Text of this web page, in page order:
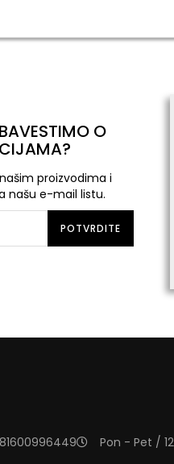
O
proizvodima i
našu e-mail listu.
POTVRDITE
Pon - Pet /